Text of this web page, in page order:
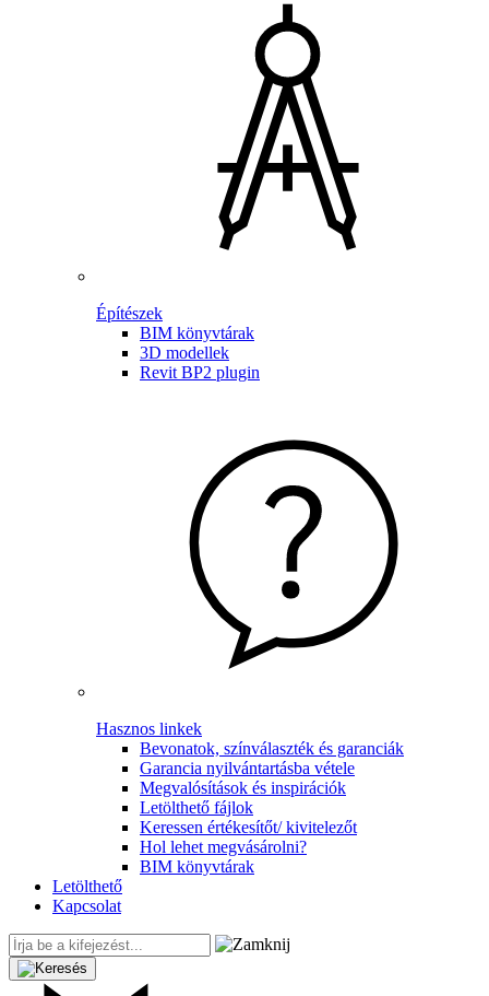
Építészek
BIM könyvtárak
3D modellek
Revit BP2 plugin
Hasznos linkek
Bevonatok, színválaszték és garanciák
Garancia nyilvántartásba vétele
Megvalósítások és inspirációk
Letölthető fájlok
Keressen értékesítőt/ kivitelezőt
Hol lehet megvásárolni?
BIM könyvtárak
Letölthető
Kapcsolat